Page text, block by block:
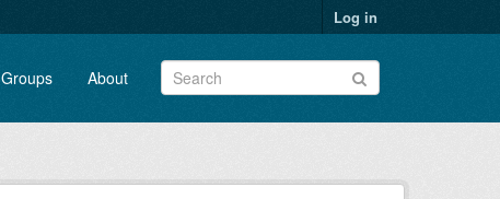
Log in
Groups About